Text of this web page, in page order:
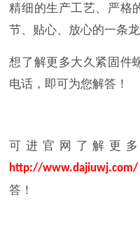
精细的生产工艺、严格
节、贴心、放心的一条龙
想了解更多大久紧固件
电话，即可为您解答！
可进官网了解更
http://www.dajiuwj.com/
答！